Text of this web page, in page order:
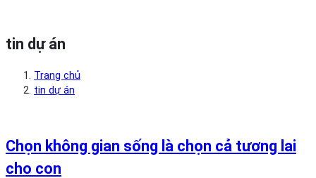
tin dự án
Trang chủ
tin dự án
Chọn không gian sống là chọn cả tương lai
cho con